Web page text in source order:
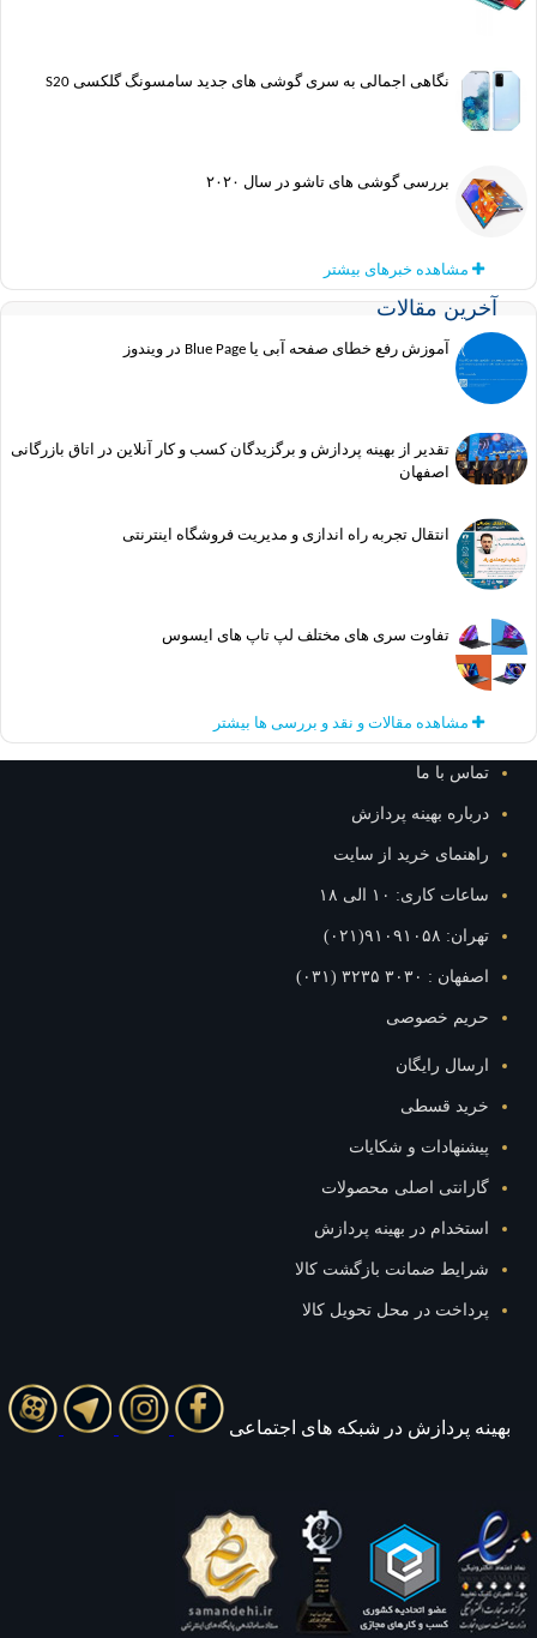
نگاهی اجمالی به سری گوشی های جدید سامسونگ گلکسی S20
بررسی گوشی های تاشو در سال ۲۰۲۰
مشاهده خبرهای بیشتر
آخرین مقالات
آموزش رفع خطای صفحه آبی یا Blue Page در ویندوز
تقدیر از بهینه پردازش و برگزیدگان کسب و کار آنلاین در اتاق بازرگانی
اصفهان
انتقال تجربه راه اندازی و مدیریت فروشگاه اینترنتی
تفاوت سری های مختلف لپ تاپ های ایسوس
مشاهده مقالات و نقد و بررسی ها بیشتر
تماس با ما
درباره بهینه پردازش
راهنمای خرید از سایت
ساعات کاری: ۱۰ الی ۱۸
تهران: ۹۱۰۹۱۰۵۸(۰۲۱)
اصفهان : ۳۰۳۰ ۳۲۳۵ (۰۳۱)
حریم خصوصی
ارسال رایگان
خرید قسطی
پیشنهادات و شکایات
گارانتی اصلی محصولات
استخدام در بهینه پردازش
شرایط ضمانت بازگشت کالا
پرداخت در محل تحویل کالا
بهينه پردازش در شبکه های اجتماعی